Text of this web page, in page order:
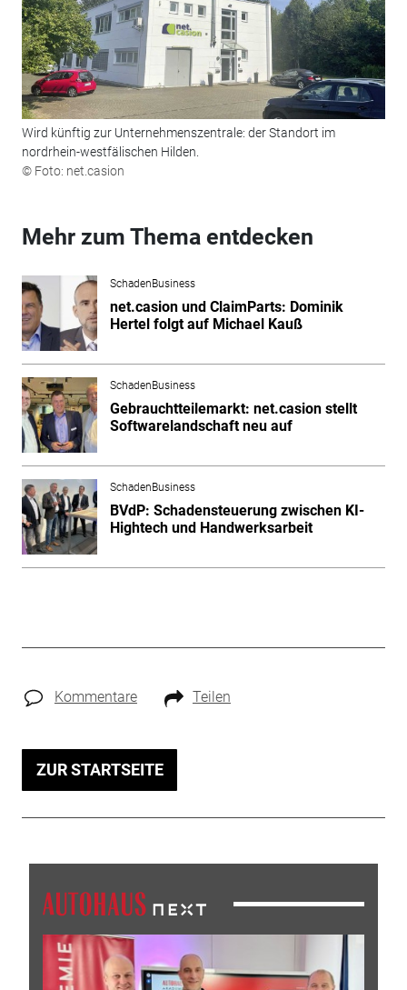
Wird künftig zur Unternehmenszentrale: der Standort im
nordrhein-westfälischen Hilden.
© Foto: net.casion
Mehr zum Thema entdecken
SchadenBusiness
net.casion und ClaimParts: Dominik
Hertel folgt auf Michael Kauß
SchadenBusiness
Gebrauchtteilemarkt: net.casion stellt
Softwarelandschaft neu auf
SchadenBusiness
BVdP: Schadensteuerung zwischen KI-
Hightech und Handwerksarbeit
Kommentare Teilen
ZUR STARTSEITE